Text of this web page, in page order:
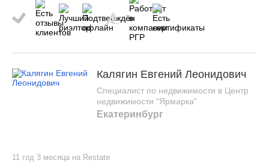
Калягин Евгений Леонидович
Специалист по недвижимости в Центр
недвижимости "Ярмарка"
Екатеринбург
11 год 3 месяца на Restate